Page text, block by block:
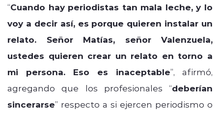
“Cuando hay periodistas tan mala leche, y lo
voy a decir así, es porque quieren instalar un
relato. Señor Matías, señor Valenzuela,
ustedes quieren crear un relato en torno a
mi persona. Eso es inaceptable”, afirmó,
agregando que los profesionales “deberían
sincerarse” respecto a si ejercen periodismo o